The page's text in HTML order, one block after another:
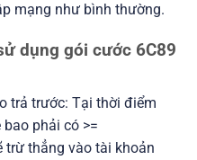
mạng như bình thường.
dụng gói cước 6C89
trả trước: Tại thời điểm
phải có >=
trừ thẳng vào tài khoản